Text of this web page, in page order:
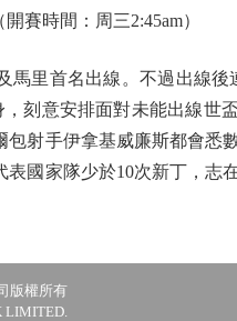
賽時間：周三2:45am）
里首名出線。不過出線後
刻意安排面對未能出線世
射手伊拿基威廉斯都會悉
國家隊少於10次新丁，志
版權所有
LIMITED.